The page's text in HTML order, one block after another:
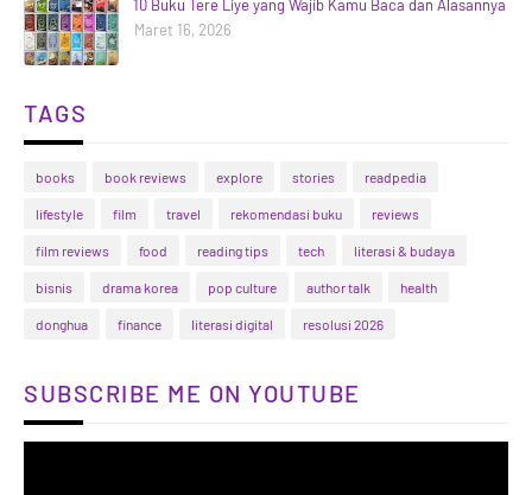
10 Buku Tere Liye yang Wajib Kamu Baca dan Alasannya
Maret 16, 2026
TAGS
books book reviews explore stories readpedia
lifestyle film travel rekomendasi buku reviews
film reviews food reading tips tech literasi & budaya
bisnis drama korea pop culture author talk health
donghua finance literasi digital resolusi 2026
SUBSCRIBE ME ON YOUTUBE